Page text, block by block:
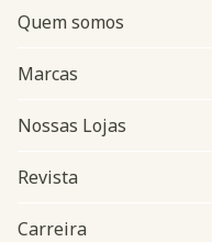
Quem somos
Marcas
Nossas Lojas
Revista
Carreira